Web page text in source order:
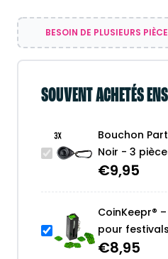
piècesBESOIN DE PLUSIEURS
SOUVENT ACHETÉS
Bouchon
Noir - 3
€9,95
CoinKeepr®
pour festivals
€8,95